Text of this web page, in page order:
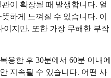
이 확장될 때 발생합니다. 얼
하게 느껴질 수 있습니다. 이
이지만, 또한 가장 무해한 부작
용한 후 30분에서 60분 이내에
지속될 수 있습니다. 어떤 사